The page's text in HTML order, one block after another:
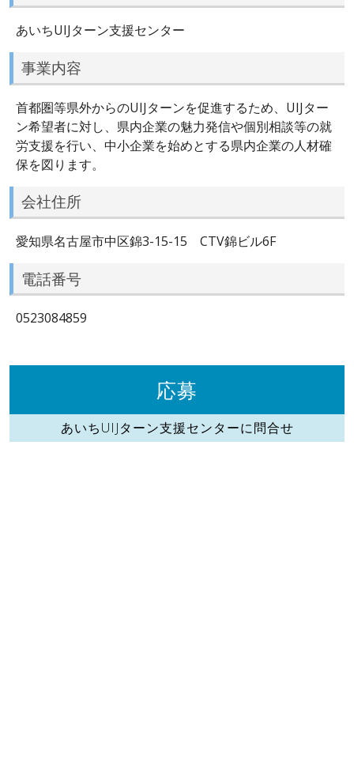
あいちUIJターン支援センター
事業内容
首都圏等県外からのUIJターンを促進するため、UIJター
ン希望者に対し、県内企業の魅力発信や個別相談等の就
労支援を行い、中小企業を始めとする県内企業の人材確
保を図ります。
会社住所
愛知県名古屋市中区錦3-15-15 CTV錦ビル6F
電話番号
0523084859
応募
あいちUIJターン支援センターに問合せ